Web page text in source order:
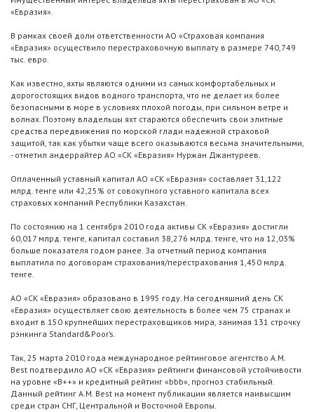
«Евразия».
В рамках своей доли ответственности АО «Страховая компания
«Евразия» осуществило перестраховочную выплату в размере 740,749
тыс. евро.
Как известно, яхты являются одними из самых комфортабельных и
дорогостоящих видов водного транспорта, что не делает их более
безопасными в море в условиях плохой погоды, при сильном ветре и
волнах. Поэтому владельцы яхт стараются обеспечить свои элитные
средства передвижения по морской глади надежной страховой
защитой, так как убытки чаще всего оказываются весьма значительными,
- отметил андеррайтер АО «СК «Евразия» Нуржан Джантуреев.
Оплаченный уставный капитал АО «СК «Евразия» составляет 31,122
млрд. тенге или 42,25% от совокупного уставного капитала всех
страховых компаний Республики Казахстан.
По состоянию на 1 сентября 2010 года активы СК «Евразия» достигли
60,017 млрд. тенге, капитал составил 38,276 млрд. тенге, что на 12,03%
больше показателя годом ранее. За отчетный период компания
выплатила по договорам страхования/перестрахования 1,450 млрд.
тенге.
АО «СК «Евразия» образовано в 1995 году. На сегодняшний день СК
«Евразия» осуществляет свою деятельность в более чем 75 странах и
входит в 150 крупнейших перестраховщиков мира, занимая 131 строчку
рэнкинга Standard&Poor’s.
Так, 25 марта 2010 года международное рейтинговое агентство A.M.
Best подтвердило АО «СК «Евразия» рейтинги финансовой устойчивости
на уровне «B++» и кредитный рейтинг «bbb», прогноз стабильный.
Данный рейтинг A.M. Best на момент публикации является наивысшим
среди стран СНГ, Центральной и Восточной Европы.